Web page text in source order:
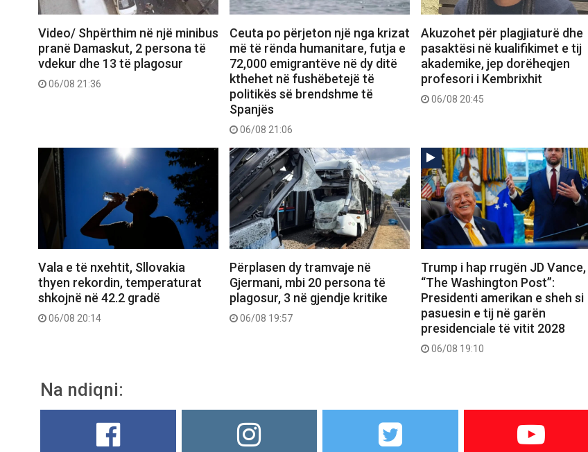
Video/ Shpërthim në një minibus
pranë Damaskut, 2 persona të
vdekur dhe 13 të plagosur
06/08 21:36
Ceuta po përjeton një nga krizat
më të rënda humanitare, futja e
72,000 emigrantëve në dy ditë
kthehet në fushëbetejë të
politikës së brendshme të
Spanjës
06/08 21:06
Akuzohet për plagjiaturë dhe
pasaktësi në kualifikimet e tij
akademike, jep dorëheqjen
profesori i Kembrixhit
06/08 20:45
Vala e të nxehtit, Sllovakia
thyen rekordin, temperaturat
shkojnë në 42.2 gradë
06/08 20:14
Përplasen dy tramvaje në
Gjermani, mbi 20 persona të
plagosur, 3 në gjendje kritike
06/08 19:57
Trump i hap rrugën JD Vance,
“The Washington Post”:
Presidenti amerikan e sheh si
pasuesin e tij në garën
presidenciale të vitit 2028
06/08 19:10
Na ndiqni: